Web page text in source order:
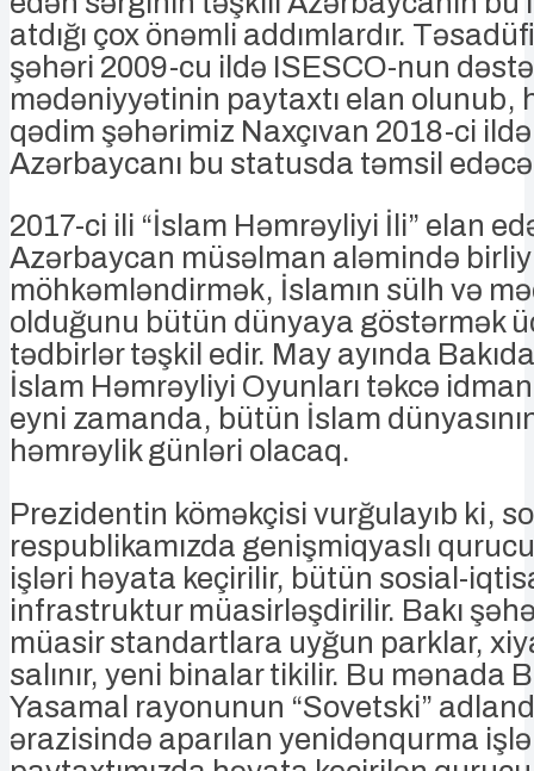
atdığı çox önəmli addımlardır.
şəhəri 2009-cu ildə ISESCO-nun
mədəniyyətinin paytaxtı elan olunub,
qədim şəhərimiz Naxçıvan 2018-ci
Azərbaycanı bu statusda təmsil
2017-ci ili “İslam Həmrəyliyi İli” elan
Azərbaycan müsəlman aləmində
möhkəmləndirmək, İslamın sülh və
olduğunu bütün dünyaya göstərmək
tədbirlər təşkil edir. May ayında
İslam Həmrəyliyi Oyunları təkcə idman
eyni zamanda, bütün İslam
həmrəylik günləri olacaq.
Prezidentin köməkçisi vurğulayıb ki,
respublikamızda genişmiqyaslı
işləri həyata keçirilir, bütün sosial-
infrastruktur müasirləşdirilir. Bakı
müasir standartlara uyğun parklar,
salınır, yeni binalar tikilir. Bu mənada
Yasamal rayonunun “Sovetski”
ərazisində aparılan yenidənqurma